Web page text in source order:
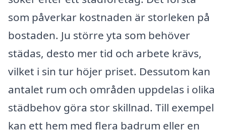
som påverkar kostnaden är storleken på
bostaden. Ju större yta som behöver
städas, desto mer tid och arbete krävs,
vilket i sin tur höjer priset. Dessutom kan
antalet rum och områden uppdelas i olika
städbehov göra stor skillnad. Till exempel
kan ett hem med flera badrum eller en